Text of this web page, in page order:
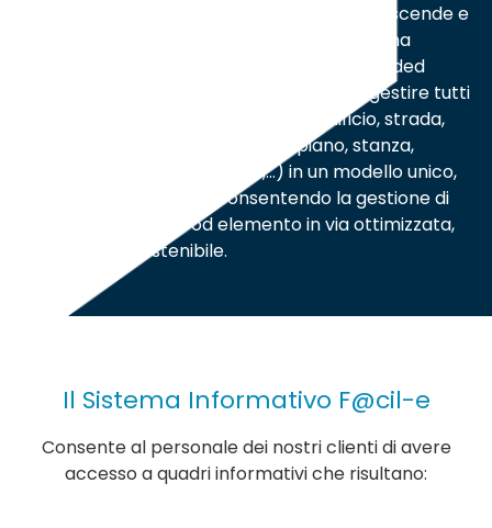
La caratteristica unica del sistema, che trascende e
rinforza mutualmente le definizioni di sistema
informativo territoriale (SIT) e computer aided
facility management (CAFM) è quella di gestire tutti
i dati di un patrimonio territoriale (edificio, strada,
aggregato urbano o funzionale, piano, stanza,
condizionatore, interruttore,…) in un modello unico,
flessibile e strutturato consentendo la gestione di
un qualsiasi servizio od elemento in via ottimizzata,
qualitativa e sostenibile.
Il Sistema Informativo F@cil-e
Consente al personale dei nostri clienti di avere
accesso a quadri informativi che risultano: